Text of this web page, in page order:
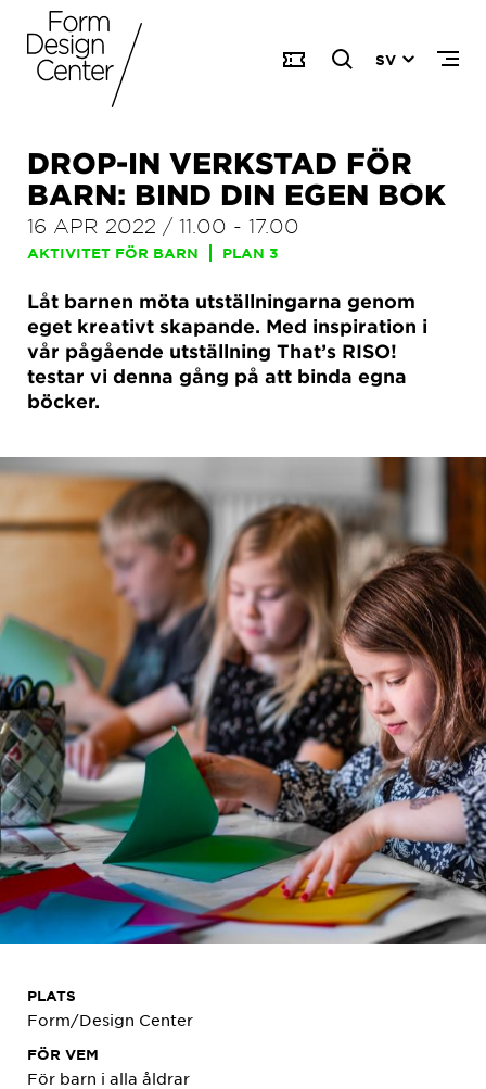
SV
DROP-IN VERKSTAD FÖR
BARN: BIND DIN EGEN BOK
16 APR 2022 / 11.00 - 17.00
AKTIVITET FÖR BARN PLAN 3
Låt barnen möta utställningarna genom
eget kreativt skapande. Med inspiration i
vår pågående utställning That’s RISO!
testar vi denna gång på att binda egna
böcker.
PLATS
Form/Design Center
FÖR VEM
För barn i alla åldrar